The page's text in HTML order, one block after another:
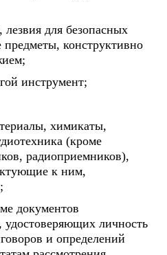
для безопасных
конструктивно
инструмент;
химикаты,
(кроме
радиоприемников),
к ним,
документов
удостоверяющих личность
и определений